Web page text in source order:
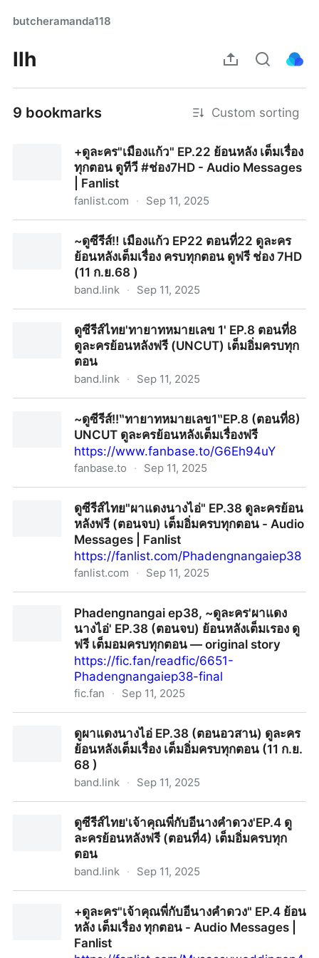
butcheramanda118
llh
9 bookmarks Custom sorting
+ดูละคร"เมืองแก้ว" EP.22 ย้อนหลัง เต็มเรื่อง
ทุกตอน ดูทีวี #ช่อง7HD - Audio Messages
| Fanlist
fanlist.com · Sep 11, 2025
#ช่อง7HD - Audio Messages | Fanlist
~ดูซีรีส์‼️ เมืองแก้ว EP22 ตอนที่22 ดูละคร
ย้อนหลังเต็มเรื่อง ครบทุกตอน ดูฟรี ช่อง 7HD
(11 ก.ย.68 )
band.link · Sep 11, 2025
ครบทุกตอน ดูฟรี ช่อง 7HD (11 ก.ย.68 )
ดูซีรีส์ไทย'ทายาทหมายเลข 1' EP.8 ตอนที่8
ดูละครย้อนหลังฟรี (UNCUT) เต็มอิ่มครบทุก
ตอน
band.link · Sep 11, 2025
ฟรี (UNCUT) เต็มอิ่มครบทุกตอน
~ดูซีรีส์!!‶ทายาทหมายเลข1‶EP.8 (ตอนที่8)
UNCUT ดูละครย้อนหลังเต็มเรื่องฟรี
https://www.fanbase.to/G6Eh94uY
fanbase.to · Sep 11, 2025
ละครย้อนหลังเต็มเรื่องฟรี
ดูซีรีส์ไทย"ผาแดงนางไอ่" EP.38 ดูละครย้อน
หลังฟรี (ตอนจบ) เต็มอิ่มครบทุกตอน - Audio
Messages | Fanlist
https://fanlist.com/Phadengnangaiep38
fanlist.com · Sep 11, 2025
จบ) เต็มอิ่มครบทุกตอน - Audio Messages | Fanlist
Phadengnangai ep38, ~ดูละคร'ผาแดง
นางไอ่' EP.38 (ตอนจบ) ย้อนหลังเต็มเรอง ดู
ฟรี เต็มอมครบทุกตอน — original story
https://fic.fan/readfic/6651-
Phadengnangaiep38-final
fic.fan · Sep 11, 2025
(ตอนจบ) ย้อนหลังเต็มเรอง ดูฟรี เต็มอมครบทุกตอน —
original story
ดูผาแดงนางไอ่ EP.38 (ตอนอวสาน) ดูละคร
ย้อนหลังเต็มเรื่อง เต็มอิ่มครบทุกตอน (11 ก.ย.
68 )
band.link · Sep 11, 2025
เรื่อง เต็มอิ่มครบทุกตอน (11 ก.ย. 68 )
ดูซีรีส์ไทย'เจ้าคุณพี่กับอีนางคำดวง'EP.4 ดู
ละครย้อนหลังฟรี (ตอนที่4) เต็มอิ่มครบทุก
ตอน
band.link · Sep 11, 2025
(ตอนที่4) เต็มอิ่มครบทุกตอน
+ดูละคร"เจ้าคุณพี่กับอีนางคำดวง" EP.4 ย้อน
หลัง เต็มเรื่อง ทุกตอน - Audio Messages |
Fanlist